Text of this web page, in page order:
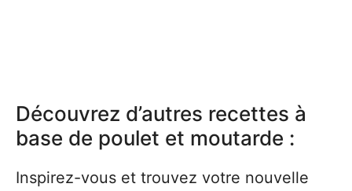
Découvrez d’autres recettes à
base de poulet et moutarde :
Inspirez-vous et trouvez votre nouvelle